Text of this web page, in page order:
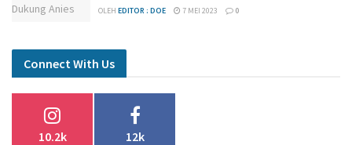
OLEH EDITOR : DOE 7 MEI 2023 0
Connect With Us
10.2k 12k